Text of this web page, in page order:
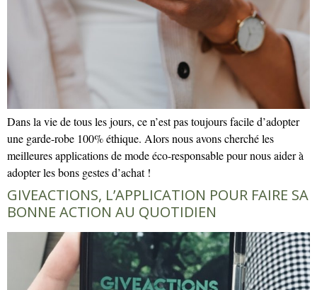
Dans la vie de tous les jours, ce n’est pas toujours facile d’adopter
une garde-robe 100% éthique. Alors nous avons cherché les
meilleures applications de mode éco-responsable pour nous aider à
adopter les bons gestes d’achat !
GIVEACTIONS, L’APPLICATION POUR FAIRE SA
BONNE ACTION AU QUOTIDIEN